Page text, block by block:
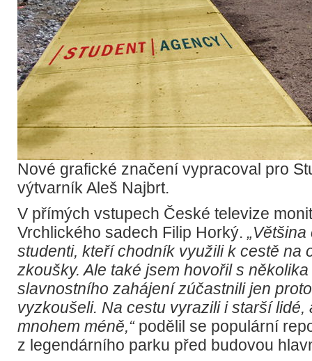
Nové grafické značení vypracoval pro
výtvarník Aleš Najbrt.
V přímých vstupech České televize
Vrchlického sadech Filip Horký.
studenti, kteří chodník využili k cestě na
zkoušky. Ale také jsem hovořil s
slavnostního zahájení zúčastnili jen
vyzkoušeli. Na cestu vyrazili i starší lidé,
mnohem méně,“podělil se populární
z legendárního parku před budovou